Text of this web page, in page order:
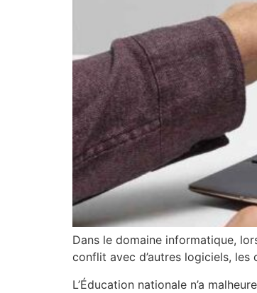
Dans le domaine informatique,
conflit avec d’autres logiciels, les
L’Éducation nationale n’a